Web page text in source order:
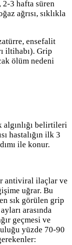
2-3 hafta süren
ağrısı, sıklıkla
ensefalit
iltihabı). Grip
ölüm nedeni
algınlığı belirtileri
hastalığın ilk 3
ile konur.
antiviral ilaçlar ve
uğrar. Bu
sık görülen grip
arasında
geçmesi ve
yüzde 70-90